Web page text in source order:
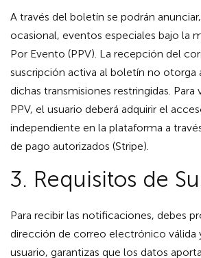
A través del boletín se podrán
ocasional, eventos especiales bajo la
Por Evento (PPV). La recepción del
suscripción activa al boletín no otorga
dichas transmisiones restringidas. Para
PPV, el usuario deberá adquirir el
independiente en la plataforma a
de pago autorizados (Stripe).
3. Requisitos de
Para recibir las notificaciones, debes
dirección de correo electrónico válida
usuario, garantizas que los datos